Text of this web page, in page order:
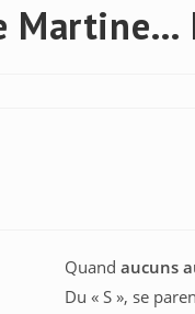
Martine…
Quand aucuns
Du « S », se